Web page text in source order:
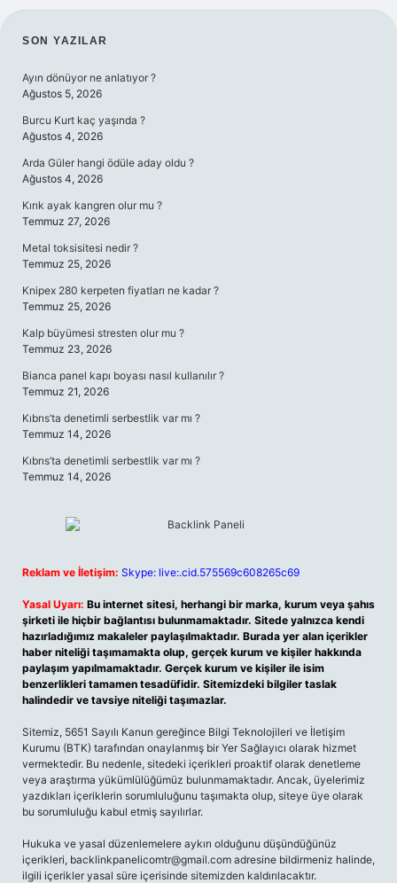
SIDEBAR
SON YAZILAR
Ayın dönüyor ne anlatıyor ?
Ağustos 5, 2026
Burcu Kurt kaç yaşında ?
Ağustos 4, 2026
Arda Güler hangi ödüle aday oldu ?
Ağustos 4, 2026
Kırık ayak kangren olur mu ?
Temmuz 27, 2026
Metal toksisitesi nedir ?
Temmuz 25, 2026
Knipex 280 kerpeten fiyatları ne kadar ?
Temmuz 25, 2026
Kalp büyümesi stresten olur mu ?
Temmuz 23, 2026
Bianca panel kapı boyası nasıl kullanılır ?
Temmuz 21, 2026
Kıbrıs’ta denetimli serbestlik var mı ?
Temmuz 14, 2026
Kıbrıs’ta denetimli serbestlik var mı ?
Temmuz 14, 2026
Reklam ve İletişim: Skype: live:.cid.575569c608265c69
Yasal Uyarı: Bu internet sitesi, herhangi bir marka, kurum veya şahıs
şirketi ile hiçbir bağlantısı bulunmamaktadır. Sitede yalnızca kendi
hazırladığımız makaleler paylaşılmaktadır. Burada yer alan içerikler
haber niteliği taşımamakta olup, gerçek kurum ve kişiler hakkında
paylaşım yapılmamaktadır. Gerçek kurum ve kişiler ile isim
benzerlikleri tamamen tesadüfidir. Sitemizdeki bilgiler taslak
halindedir ve tavsiye niteliği taşımazlar.
Sitemiz, 5651 Sayılı Kanun gereğince Bilgi Teknolojileri ve İletişim
Kurumu (BTK) tarafından onaylanmış bir Yer Sağlayıcı olarak hizmet
vermektedir. Bu nedenle, sitedeki içerikleri proaktif olarak denetleme
veya araştırma yükümlülüğümüz bulunmamaktadır. Ancak, üyelerimiz
yazdıkları içeriklerin sorumluluğunu taşımakta olup, siteye üye olarak
bu sorumluluğu kabul etmiş sayılırlar.
Hukuka ve yasal düzenlemelere aykırı olduğunu düşündüğünüz
içerikleri, backlinkpanelicomtr@gmail.com adresine bildirmeniz halinde,
ilgili içerikler yasal süre içerisinde sitemizden kaldırılacaktır.